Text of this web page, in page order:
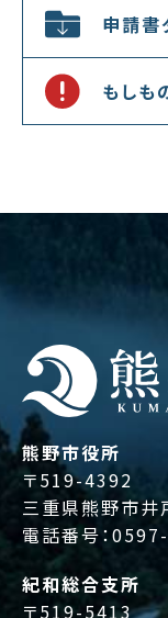
申請書
もしも
熊野市役所
〒519-4392
三重県熊野市井
電話番号：
紀和総合支所
〒519-5413